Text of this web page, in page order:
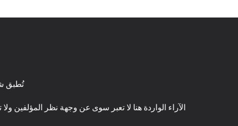
تُطبق
الآراء الواردة هنا لا تعبر سوى عن وجهة نظر المؤلفين